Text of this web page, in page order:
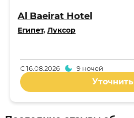
Al Baeirat Hotel
Египет, Луксор
С16.08.2026 9 ночей
Уточнить